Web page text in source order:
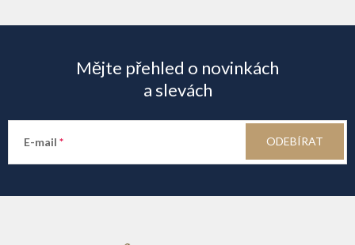
a
t
Mějte přehled o novinkách
a slevách
E-mail ODEBÍRAT